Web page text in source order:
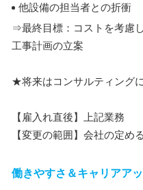
他設備の担当者との折衝
⇒最終目標：コストを考慮
工事計画の立案
★将来はコンサルティング
【雇入れ直後】上記業務
【変更の範囲】会社の定め
働きやすさ＆キャリアア